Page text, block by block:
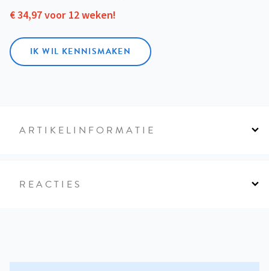
€ 34,97 voor 12 weken!
IK WIL KENNISMAKEN
ARTIKELINFORMATIE
REACTIES